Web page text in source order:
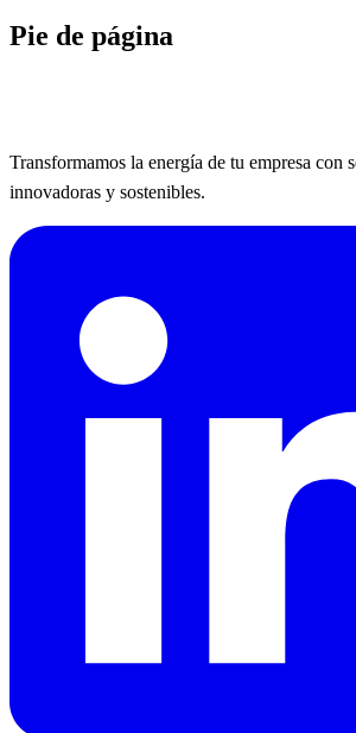
Pie de página
Transformamos la energía de tu empresa con
innovadoras y sostenibles.